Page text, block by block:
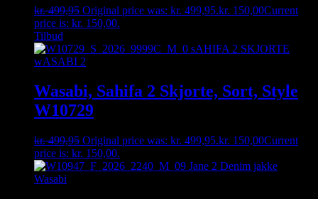
kr.499,95 Original price was: kr. 499,95.kr. 150,00Current
price is: kr. 150,00.
Tilbud
Wasabi, Sahifa 2 Skjorte, Sort, Style
W10729
kr.499,95 Original price was: kr. 499,95.kr. 150,00Current
price is: kr. 150,00.